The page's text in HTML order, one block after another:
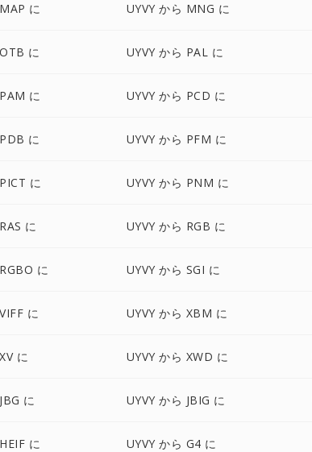
に UYVY から MNG に
に UYVY から PAL に
に UYVY から PCD に
に UYVY から PFM に
に UYVY から PNM に
に UYVY から RGB に
に UYVY から SGI に
に UYVY から XBM に
に UYVY から XWD に
に UYVY から JBIG に
に UYVY から G4 に